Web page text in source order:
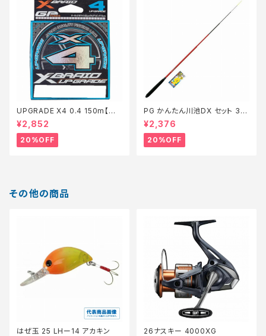
UPGRADE X4 0.4 150m【特
価仕掛】【20】
¥2,852
20%OFF
PG かんたん川池DX セット 36
0【特価セット】【20】
¥2,376
20%OFF
その他の商品
はぜ玉 25 LHー14 アカキン 26ナスキー 4000XG